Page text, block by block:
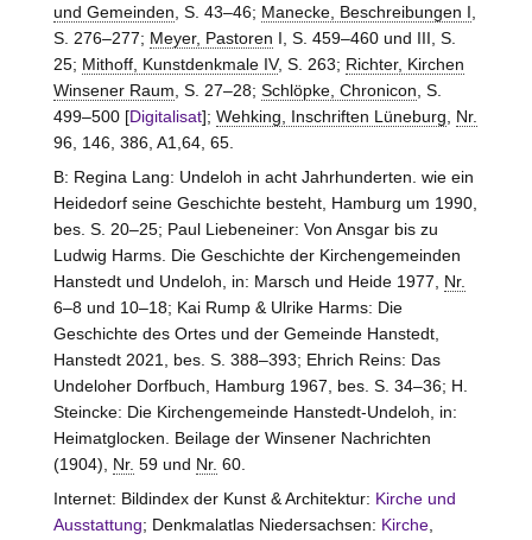
und Gemeinden , S. 43–46; Manecke, Beschreibungen I
S. 276–277; Meyer, Pastoren I, S. 459–460 und III, S.
25; Mithoff, Kunstdenkmale IV, S. 263; Richter, Kirchen
Winsener Raum , S. 27–28; Schlöpke, Chronicon , S.
499–500 [Digitalisat]; Wehking, Inschriften Lüneburg
Nr.
96, 146, 386, A1,64, 65.
B: Regina Lang: Undeloh in acht Jahrhunderten. wie ein
Heidedorf seine Geschichte besteht, Hamburg um 1990,
bes. S. 20–25; Paul Liebeneiner: Von Ansgar bis zu
Ludwig Harms. Die Geschichte der Kirchengemeinden
Hanstedt und Undeloh, in: Marsch und Heide 1977, Nr.
6–8 und 10–18; Kai Rump & Ulrike Harms: Die
Geschichte des Ortes und der Gemeinde Hanstedt,
Hanstedt 2021, bes. S. 388–393; Ehrich Reins: Das
Undeloher Dorfbuch, Hamburg 1967, bes. S. 34–36; H.
Steincke: Die Kirchengemeinde Hanstedt-Undeloh, in:
Heimatglocken. Beilage der Winsener Nachrichten
(1904), Nr. 59 und Nr. 60.
Internet: Bildindex der Kunst & Architektur: Kirche und
Ausstattung; Denkmalatlas Niedersachsen: Kirche,